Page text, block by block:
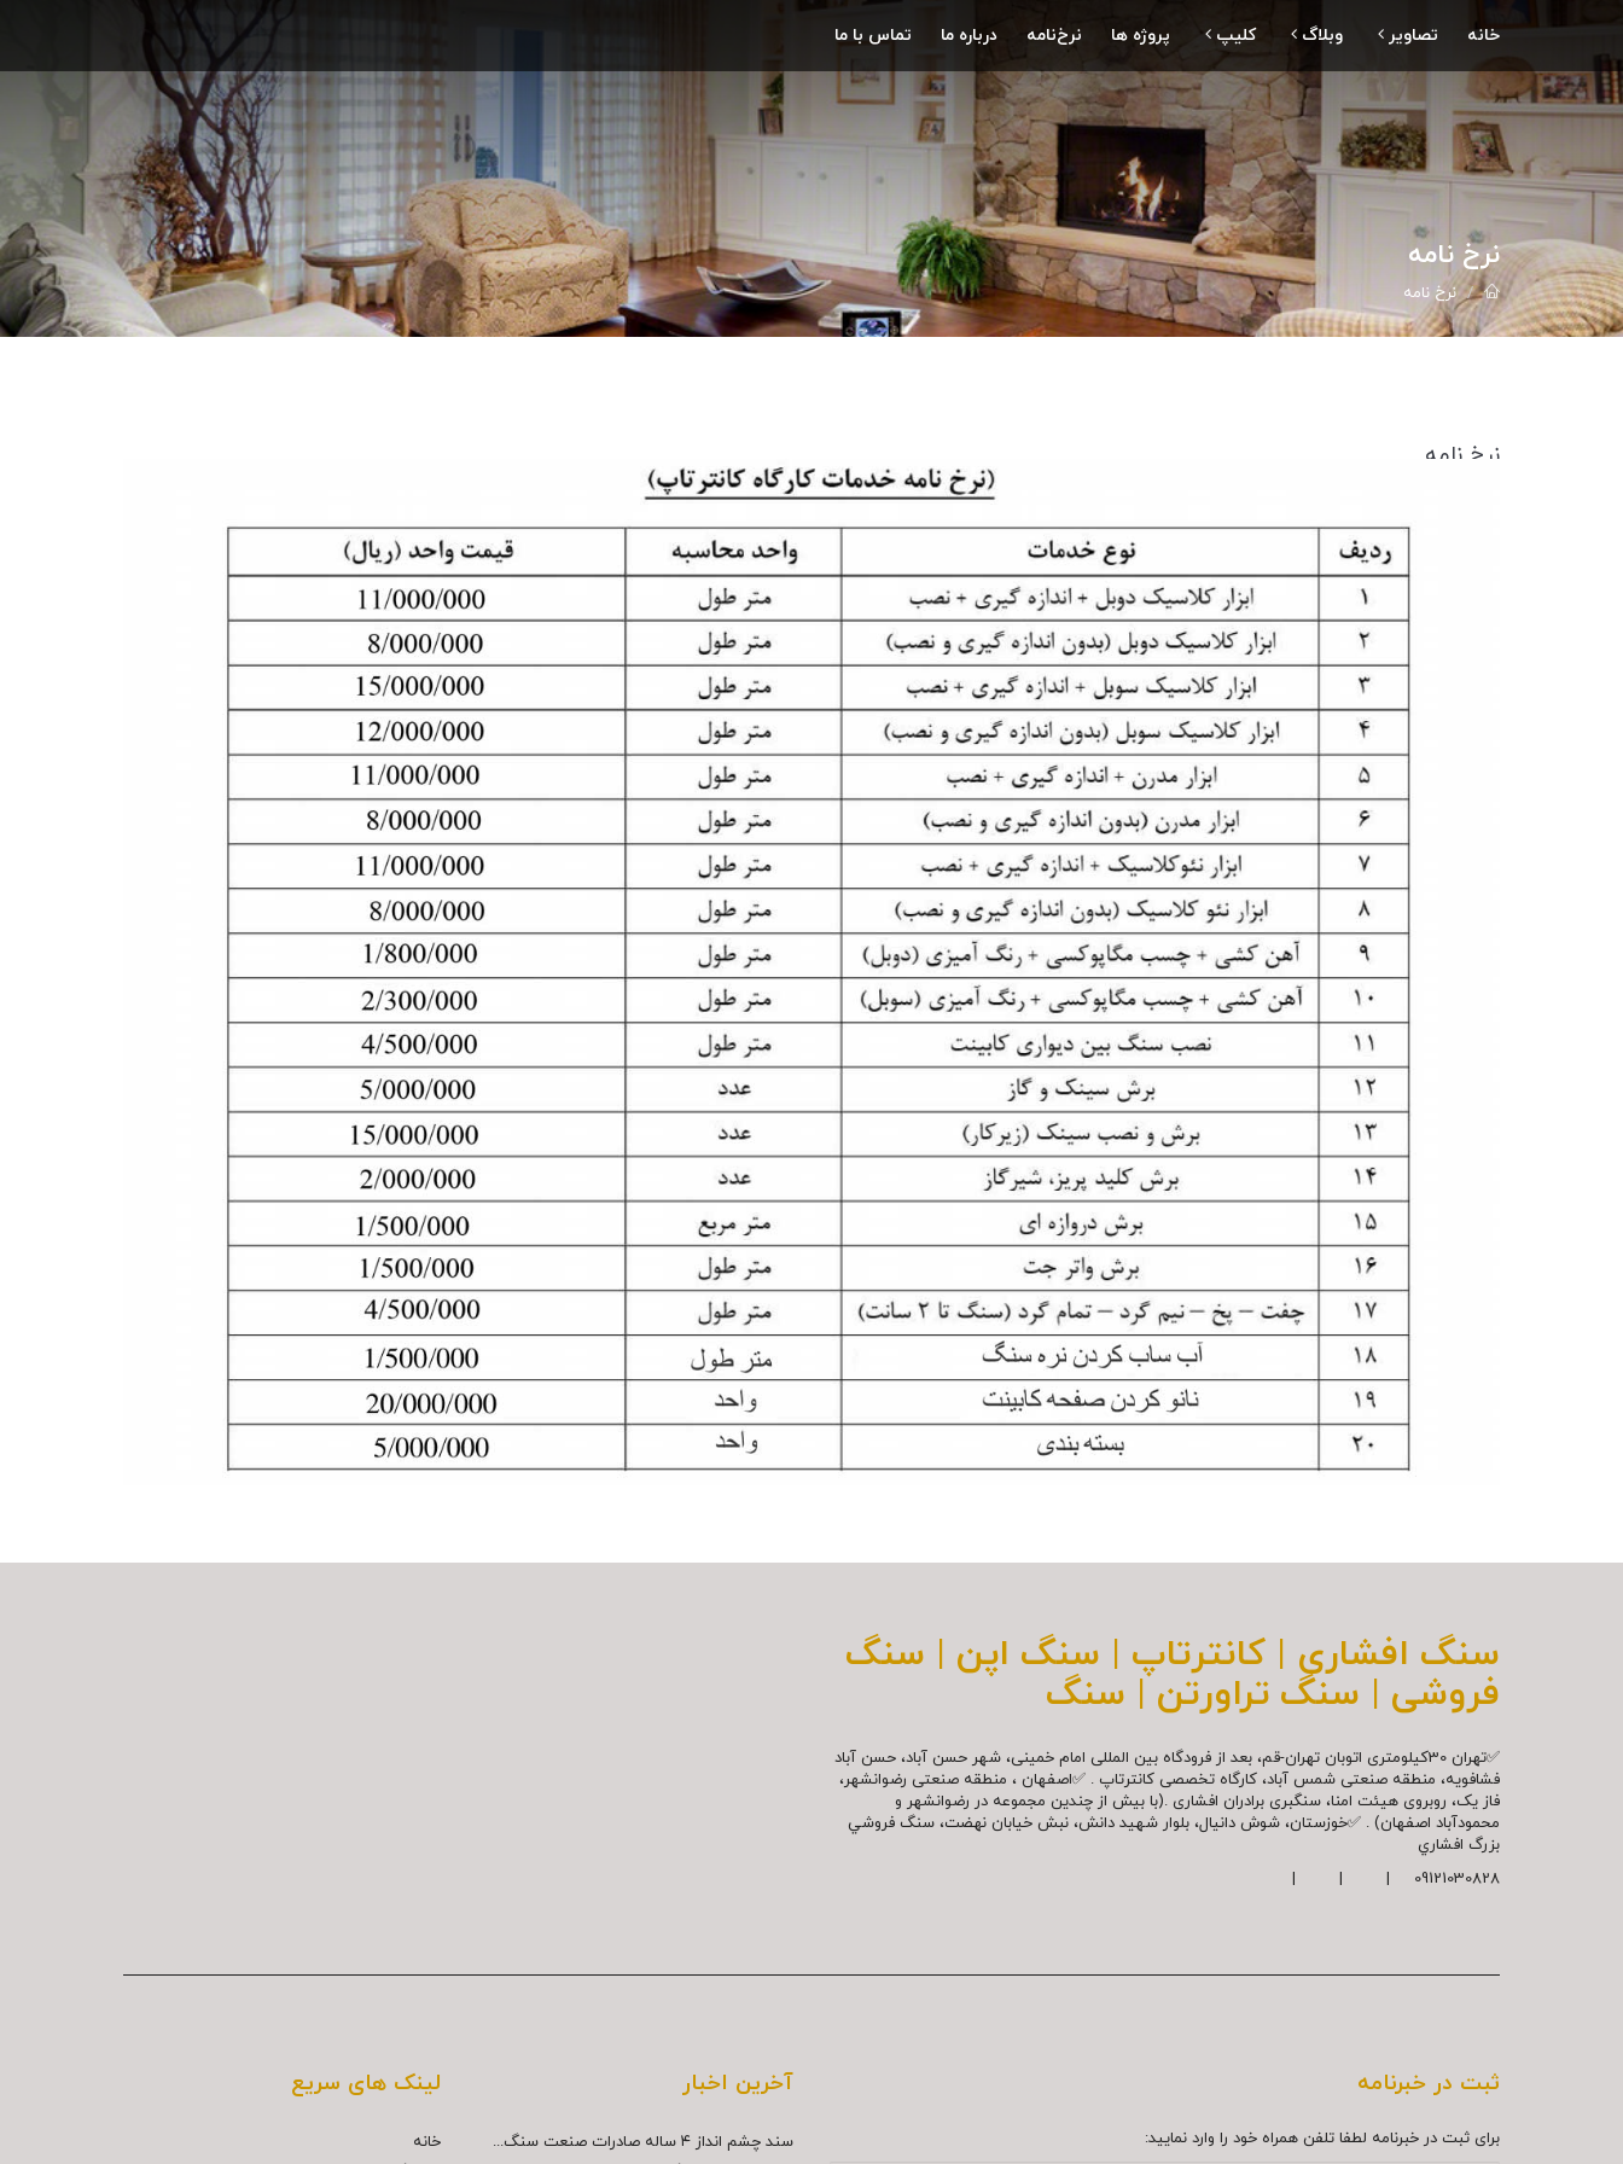
خانه تصاویر وبلاگ کلیپ پروژه ها نرخ‌نامه درباره ما تماس با ما
نرخ نامه
نرخ نامه
نرخ نامه
سنگ افشاری | کانترتاپ | سنگ اپن | سنگ
فروشی | سنگ تراورتن | سنگ
✅تهران 30کیلومتری اتوبان تهران-قم، بعد از فرودگاه بین المللی امام خمینی، شهر حسن آباد، حسن آباد
فشافویه، منطقه صنعتی شمس آباد، کارگاه تخصصی کانترتاپ . ✅اصفهان ، منطقه صنعتی رضوانشهر،
فاز یک، روبروی هیئت امنا، سنگبری برادران افشاری .(با بیش از چندین مجموعه در رضوانشهر و
محمودآباد اصفهان) . ✅خوزستان، شوش دانیال، بلوار شهيد دانش، نبش خیابان نهضت، سنگ فروشي
بزرگ افشاري
09121030828 | | |
لینک های سریع
خانه
آخرین اخبار
سند چشم انداز ۴ ساله صادرات صنعت سنگ...
ثبت در خبرنامه
برای ثبت در خبرنامه لطفا تلفن همراه خود را وارد نمایید: